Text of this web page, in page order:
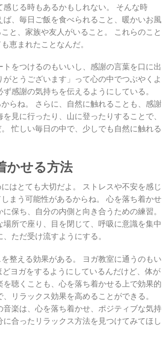
じる時もあるかもしれない。 そんな時
、毎日ご飯を食べられること、暖かいお風
と、家族や友人がいること。 これらのこと
恵まれたことなんだ。
をつけるのもいいし、感謝の言葉を口に出
とうございます」って心の中でつぶやくよ
感謝の気持ちを伝えるようにしている。
らね。 さらに、自然に触れることも、感謝
見に行ったり、山に登ったりすることで、
忙しい毎日の中で、少しでも自然に触れる
かせる方法
はとても大切だよ。 ストレスや不安を感じ
まう可能性があるからね。 心を落ち着かせ
保ち、自分の内側と向き合うための練習。
所で座り、目を閉じて、呼吸に意識を集中
ただ受け流すようにする。
整える効果がある。 ヨガ教室に通うのもい
ヨガをするようにしているんだけど、体が
聴くことも、心を落ち着かせる上で効果的
リラックス効果を高めることができる。
楽は、心を落ち着かせ、ポジティブな気持
合ったリラックス方法を見つけてみてほし